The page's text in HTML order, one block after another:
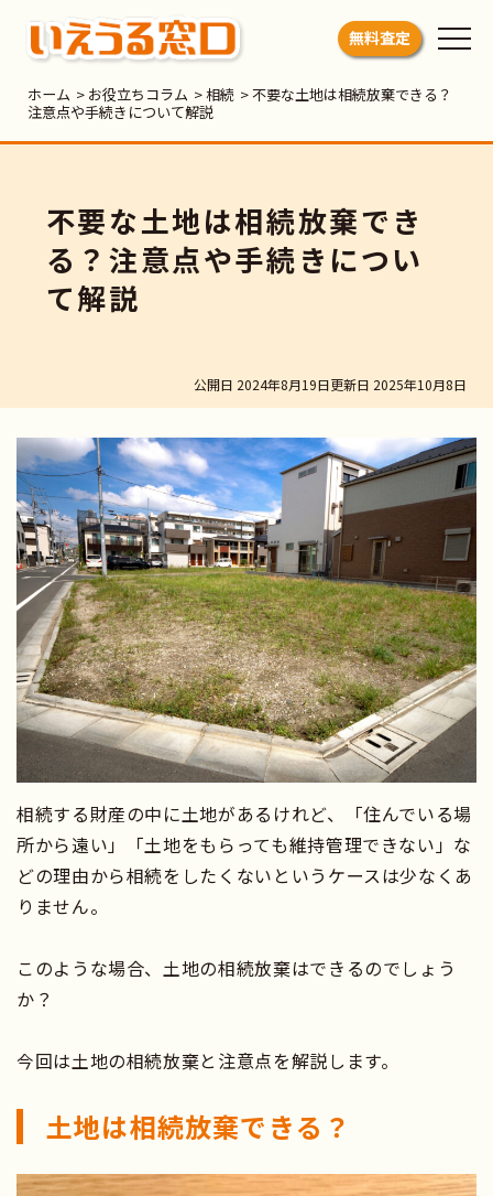
いえうる窓口
無料査定
ホーム > お役立ちコラム >相続 >不要な土地は相続放棄できる？
注意点や手続きについて解説
不要な土地は相続放棄でき
る？注意点や手続きについ
て解説
公開日 2024年8月19日更新日 2025年10月8日
相続する財産の中に土地があるけれど、「住んでいる場
所から遠い」「土地をもらっても維持管理できない」な
どの理由から相続をしたくないというケースは少なくあ
りません。
このような場合、土地の相続放棄はできるのでしょう
か？
今回は土地の相続放棄と注意点を解説します。
土地は相続放棄できる？